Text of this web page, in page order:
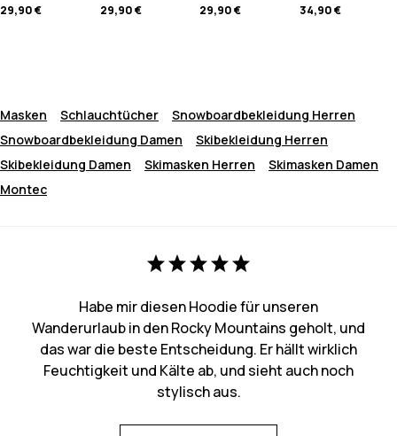
29,90 €
29,90 €
29,90 €
34,90 €
Masken Schlauchtücher
Snowboardbekleidung Herren
Snowboardbekleidung Damen
Skibekleidung Herren
Skibekleidung Damen
Skimasken Herren
Skimasken Damen
Montec
Habe mir diesen Hoodie für unseren
Wanderurlaub in den Rocky Mountains geholt, und
das war die beste Entscheidung. Er hällt wirklich
Feuchtigkeit und Kälte ab, und sieht auch noch
stylisch aus.